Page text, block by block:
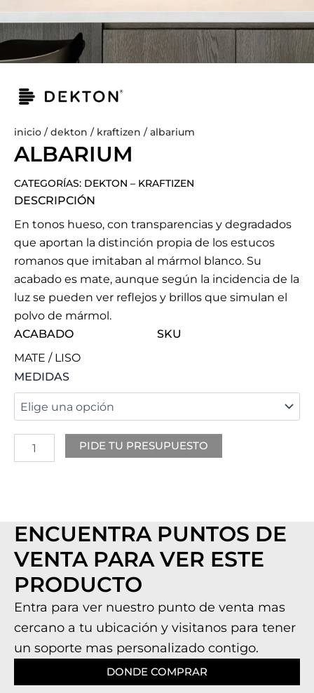
inicio /dekton / kraftizen / albarium
ALBARIUM
CATEGORÍAS: DEKTON – KRAFTIZEN
DESCRIPCIÓN
En tonos hueso, con transparencias y degradados
que aportan la distinción propia de los estucos
romanos que imitaban al mármol blanco. Su
acabado es mate, aunque según la incidencia de la
luz se pueden ver reflejos y brillos que simulan el
polvo de mármol.
ACABADO
MATE / LISO
SKU
MEDIDAS
ALBARIUM
PIDE TU PRESUPUESTO
ENCUENTRA PUNTOS DE
VENTA PARA VER ESTE
PRODUCTO
Entra para ver nuestro punto de venta mas
cercano a tu ubicación y visitanos para tener
un soporte mas personalizado contigo.
DONDE COMPRAR